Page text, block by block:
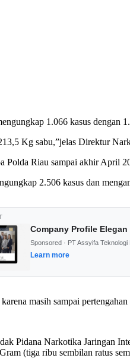
1.066 kasus dengan
Kg sabu,”jelas Direktur
Riau sampai akhir
2.506 kasus dan
Company Profile Elegan
Sponsored · PT Assyifa
Learn more
masih sampai
Pidana Narkotika Jaringan
(tiga ribu sembilan ratus